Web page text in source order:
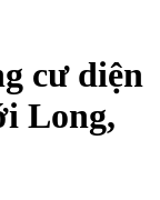
cư diện
Long,